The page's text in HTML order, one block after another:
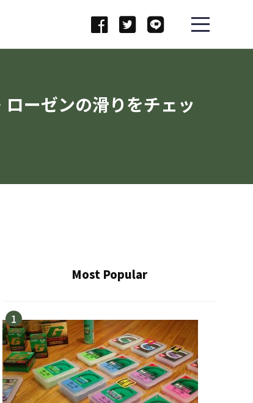
ーゼンの滑りをチェッ
Most Popular